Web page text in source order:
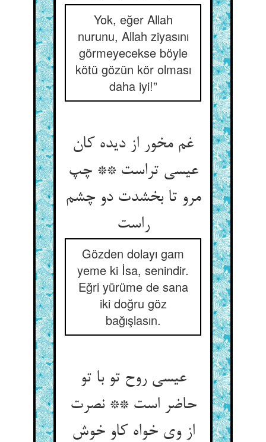
Yok, eğer Allah
nurunu, Allah ziyasını
görmeyecekse böyle
kötü gözün kör olması
daha iyi!”
غم مخور از دیده کان
عیسی تراست ** چپ
مرو تا بخشدت دو چشم
راست‏
Gözden dolayı gam
yeme ki İsa, senindir.
Eğri yürüme de sana
iki doğru göz
bağışlasın.
عیسی روح تو با تو
حاضر است ** نصرت
از وی خواه کاو خوش